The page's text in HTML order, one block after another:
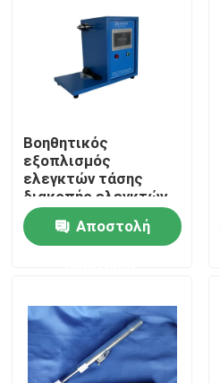
Σπίτι
Προϊόντα
Γύρος εργοστασίων
Βοηθητικός
εξοπλισμός
ελεγκτών τάσης
διακοπής ελεγκτών
IEC 60851-5 διπλός
στρίβονταςΑποστολή